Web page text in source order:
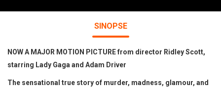
SINOPSE
NOW A MAJOR MOTION PICTURE from director Ridley Scott,
starring Lady Gaga and Adam Driver
The sensational true story of murder, madness, glamour, and